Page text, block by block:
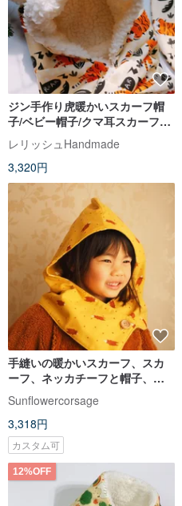
ジン手作り虎暖かいスカーフ帽
子/ベビー帽子/クマ耳スカーフ帽
子レリッシュHandmade
3,320円
手縫いの暖かいスカーフ、スカ
ーフ、ネッカチーフと帽子、黄
色いクマのパターン
Sunflowercorsage
3,318円
カスタム可
12%OFF